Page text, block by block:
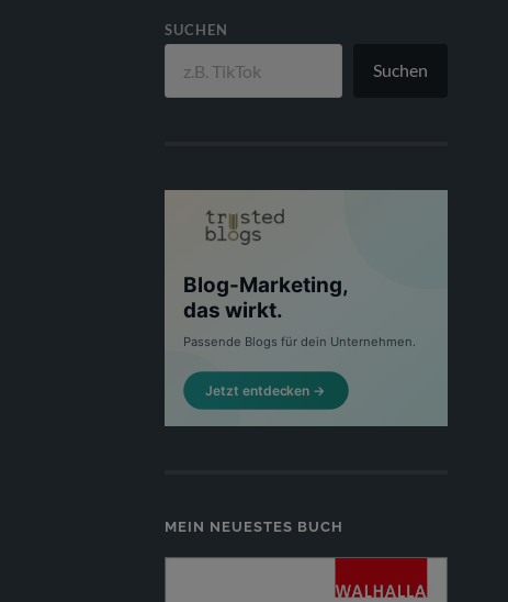
SUCHEN
Suchen
MEIN NEUESTES BUCH